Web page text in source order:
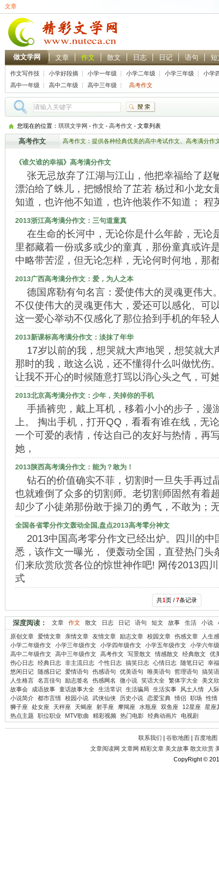
文章
做文学网 文章 作文 散文 日志 日记 语句 短
作文写作技
小学好段摘
抄大全
小学一年级
作文
小学二年级
作文
小学三年级
小学
高中一年级
作文
高中二年级
作文
高中三年级
作文
高考作文
热门搜索：
您现在的位置： 琪琪文学网 - 作文 - 高考作文 - 文章列表
高考作文 高考作文：提供各种经典优美的高中考试作文、高考满分
《谁欠谁的幸福》高考满分作文
张无忌放弃了江湖与江山，他把幸福给了赵
漂泊给了蛛儿，把憾恨给了芷若 杨过和小龙女
知道，也许他不知道，也许他装作不知道； 程
2013浙江高考满分作文：三句道童真
在生命的长河中，无论你是什么年龄，无论
里都藏着一份或多或少的童真，那份童真或许
中略带苦涩，但无论怎样，无论何时何地，那
2013广西高考满分作文：爱，为人之本
德国席勒有句名言：爱使伟大的灵魂更伟大
不仅使伟大的灵魂更伟大，爱还可以感化、可
这一爱心举动不仅感化了那位拾到手机的年轻
2013新课标高考满分作文：淡抹了年华
17岁以前的我，想哭就大声地哭，想笑就大
那时的我，敢这么说，还不懂得什么叫做忧伤
让我不开心的时候随意打骂以消心头之气，可
2013北京高考满分作文：少年，关掉你的手机
手插裤兜，戴上耳机，移着小小的步子，漫
上。 掏出手机，打开QQ，看看有谁在线，无
一个可爱的表情，传达自己的友好与热情，再
她，
2013陕西高考满分作文：能为？敢为！
钻石的价值确实不菲，切割时一旦失手再过
也就难倒了众多的切割师。老切割师固然有着
却少了小徒弟那份敢于操刀的勇气，不敢为；
全国各省零分作文轰动全国,盘点2013高考零分神文
2013中国高考零分作文已经出炉。四川的
悉，该作文一曝光， 便轰动全国，直登热门头
们来欣赏欣赏各位的惊世神作吧! 网传2013四
式
共1页 /7条记录
深度阅读： 文章 作文 散文 日志 日记 语句 短文 故事 生活 小说
原创文章 爱情文章 亲情文章 友情文章 励志文章 校园文章 伤感文章
人生
小学二年级作文
小学三年级作文 小学四年级作文 小学五年级作文
小学六年
高中二年级作文
高中三年级作文 高考作文 写景散文 情感散文 经典散文
优
伤心日志 经典日志 非主流日志 个性日志 搞笑日志 心情日志 随笔日记 幸
悠闲日记
随感日记 爱情语句 伤感语句 优美语句 唯美语句 哲理语句
搞笑
人生格言 名言佳句 励志签名 伤感网名 微小说 笑话大全 繁体字大全 美文
故事会
成语故事 童话故事大全 生活常识 生活骗局 生活实事 风土人情
人
小说简介 都市言情 校园小说 武侠仙侠 历史小说 恋爱宝典 情侣 职场
性情
狮子座 处女座 天秤座 天蝎座 射手座 摩羯座 水瓶座 双鱼座 12星座 星座
热点主题
职位职业 MTV歌曲 精彩视频 热门电影 经典动画片 电视剧
联系我们 谷歌地图 百度地图
文章阅读网 文章网 精彩文章 美文故事 散文欣赏
CopyRight ©